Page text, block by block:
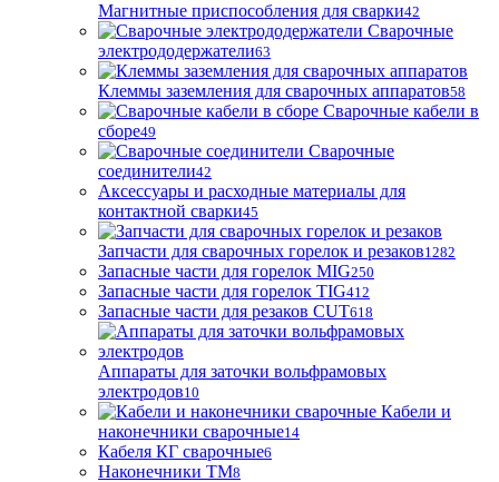
Магнитные приспособления для сварки42
Сварочные
электрододержатели63
Клеммы заземления для сварочных аппаратов58
Сварочные кабели в
сборе49
Сварочные
соединители42
Аксессуары и расходные материалы для
контактной сварки45
Запчасти для сварочных горелок и резаков1282
Запасные части для горелок MIG250
Запасные части для горелок TIG412
Запасные части для резаков CUT618
Аппараты для заточки вольфрамовых
электродов10
Кабели и
наконечники сварочные14
Кабеля КГ сварочные6
Наконечники ТМ8